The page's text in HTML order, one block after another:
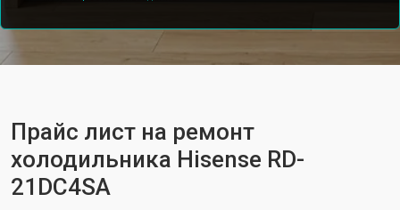
Прайс лист на ремонт
холодильника Hisense RD-
21DC4SA